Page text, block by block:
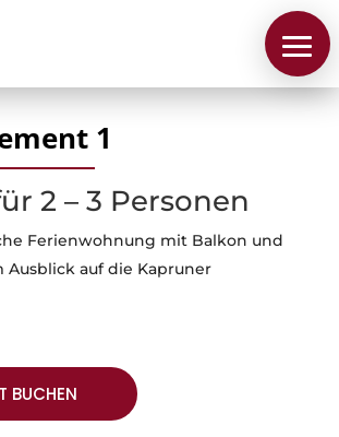
1
2 – 3 Personen
Ferienwohnung mit Balkon und
Ausblick auf die Kapruner
BUCHEN